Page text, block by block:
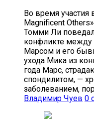
Во время участия
Magnificent
Томми Ли
конфликте между
Марсом и его
ухода Мика из
года Марс,
спондилитом, —
заболеванием,
Владимир Чуев 0